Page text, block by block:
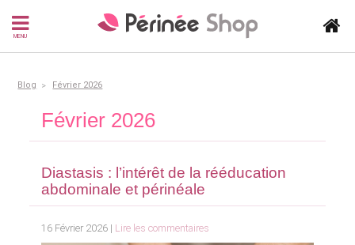
MENU
Blog Février 2026
Février 2026
Diastasis : l’intérêt de la rééducation
abdominale et périnéale
16 Février 2026 | Lire les commentaires